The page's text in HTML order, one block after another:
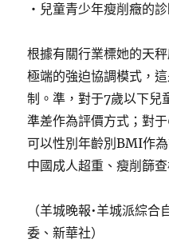
・兒童青少年瘦削癥的
根據有關行業標她的天
極端的強迫協調模式，
制。準，對于7歲以下
準差作為評價方式；對
可以性別年齡別BMI作
中國成人超重、瘦削篩查
（羊城晚報•羊城派綜
委、新華社）